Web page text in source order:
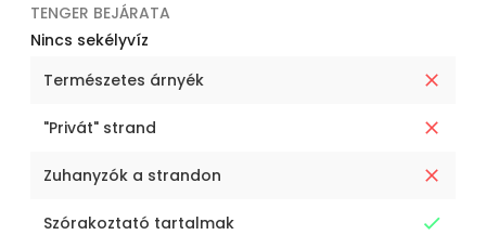
TENGER BEJÁRATA
Nincs sekélyvíz
Természetes árnyék
"Privát" strand
Zuhanyzók a strandon
Szórakoztató tartalmak